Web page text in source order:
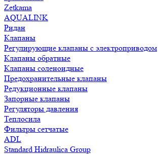
Zetkama
AQUALINK
Ридан
Клапаны
Регулирующие клапаны с электроприводом
Клапаны обратные
Клапаны соленоидные
Предохранительные клапаны
Редукционные клапаны
Запорные клапаны
Регуляторы давления
Теплосила
Фильтры сетчатые
ADL
Standard Hidraulica Group